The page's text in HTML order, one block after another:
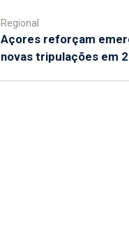
Regional
Açores reforçam
novas tripulações em